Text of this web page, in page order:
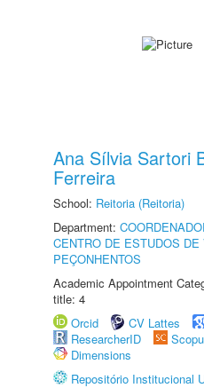
Ana Sílvia Sartori
Ferreira
School: Reitoria (Reitoria)
Department:
CENTRO DE ESTUDOS
PEÇONHENTOS
Academic Appointment
title: 4
Orcid
CV Lattes
ResearcherID
Dimensions
Repositório Institucional